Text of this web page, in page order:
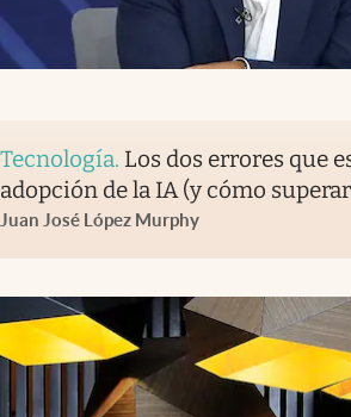
Tecnología. Los dos errores que
adopción de la IA (y cómo
Juan José López Murphy